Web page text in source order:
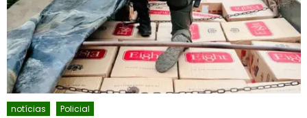
notícias Policial